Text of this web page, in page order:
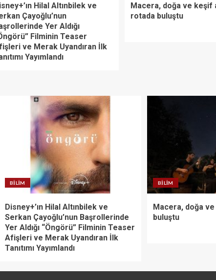
Hilal Altınbilek ve
Çayoğlu’nun
Yer Aldığı
Filminin Teaser
ve Merak Uyandıran İlk
Yayımlandı
Macera, doğa ve keşif
rotada buluştu
BILIM
Disney+’ın Hilal Altınbilek ve
Serkan Çayoğlu’nun Başrollerinde
Yer Aldığı “Öngörü” Filminin Teaser
Afişleri ve Merak Uyandıran İlk
Tanıtımı Yayımlandı
BILIM
Macera, doğa
buluştu